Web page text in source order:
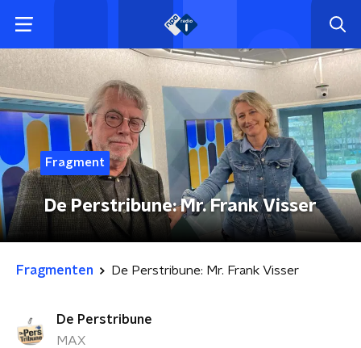
Fragment
De Perstribune: Mr. Frank Visser
Fragmenten De Perstribune: Mr. Frank Visser
De Perstribune
MAX